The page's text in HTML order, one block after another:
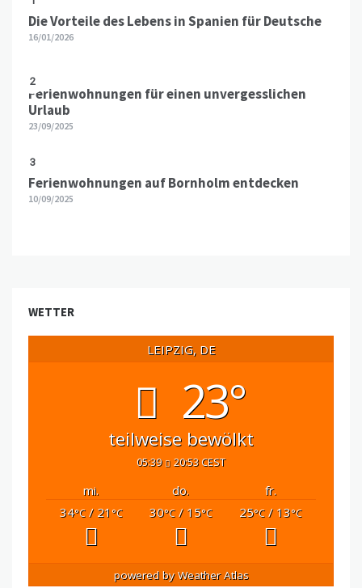
Die Vorteile des Lebens in Spanien für Deutsche
16/01/2026
2
Ferienwohnungen für einen unvergesslichen
Urlaub
23/09/2025
3
Ferienwohnungen auf Bornholm entdecken
10/09/2025
WETTER
LEIPZIG, DE
23°
teilweise bewölkt
05:39 20:53 CEST
mi. do.
fr.
34°C/ 21 °C 30°C/ 15°C 25°C / 13°C
powered byWeather Atlas